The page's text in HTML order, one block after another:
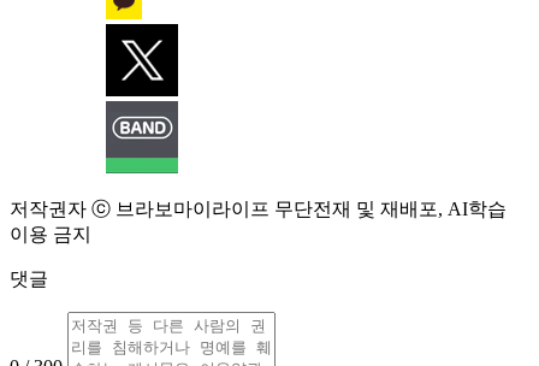
저작권자 ⓒ 브라보마이라이프 무단전재 및 재배포, AI학습
이용 금지
댓글